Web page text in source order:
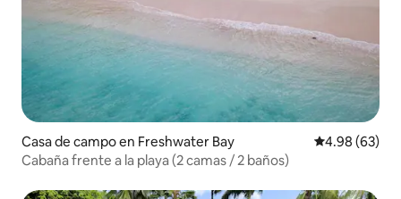
Casa de campo en Freshwater Bay Calificación
4.98 (63)
Cabaña frente a la playa (2 camas / 2 baños)